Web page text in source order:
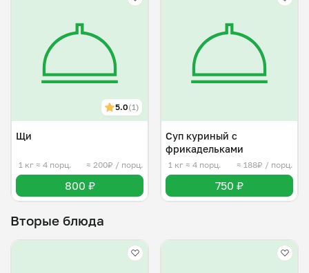
5.0(1)
Щи
1 кг ≈ 4 порц. ≈ 200₽ / порц.
800 ₽
Суп куриный с
фрикадельками
1 кг ≈ 4 порц. ≈ 188₽ / порц.
750 ₽
Вторые блюда